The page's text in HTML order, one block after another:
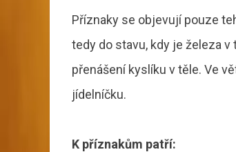
Příznaky se objevují pouze
tedy do stavu, kdy je železa
přenášení kyslíku v těle. Ve
jídelníčku.
K příznakům patří: